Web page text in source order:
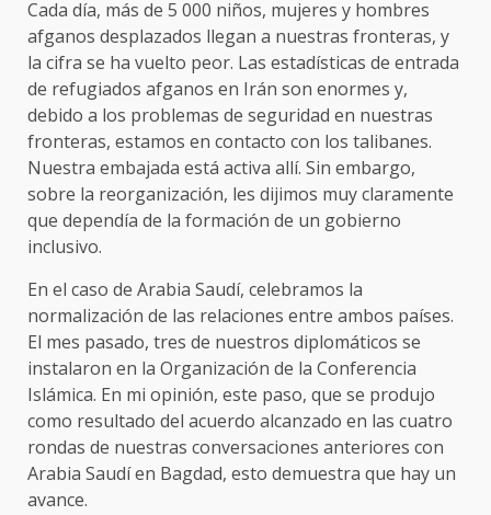
Cada día, más de 5 000 niños, mujeres y hombres
afganos desplazados llegan a nuestras fronteras, y
la cifra se ha vuelto peor. Las estadísticas de entrada
de refugiados afganos en Irán son enormes y,
debido a los problemas de seguridad en nuestras
fronteras, estamos en contacto con los talibanes.
Nuestra embajada está activa allí. Sin embargo,
sobre la reorganización, les dijimos muy claramente
que dependía de la formación de un gobierno
inclusivo.
En el caso de Arabia Saudí, celebramos la
normalización de las relaciones entre ambos países.
El mes pasado, tres de nuestros diplomáticos se
instalaron en la Organización de la Conferencia
Islámica. En mi opinión, este paso, que se produjo
como resultado del acuerdo alcanzado en las cuatro
rondas de nuestras conversaciones anteriores con
Arabia Saudí en Bagdad, esto demuestra que hay un
avance.